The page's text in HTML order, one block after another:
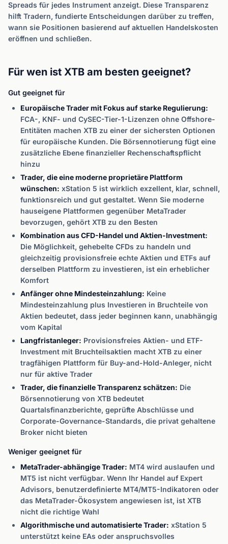
Spreads für jedes Instrument anzeigt. Diese Transparenz
hilft Tradern, fundierte Entscheidungen darüber zu treffen,
wann sie Positionen basierend auf aktuellen Handelskosten
eröffnen und schließen.
Für wen ist XTB am besten geeignet?
Gut geeignet für
Europäische Trader mit Fokus auf starke Regulierung:
FCA-, KNF- und CySEC-Tier-1-Lizenzen ohne Offshore-
Entitäten machen XTB zu einer der sichersten Optionen
für europäische Kunden. Die Börsennotierung fügt eine
zusätzliche Ebene finanzieller Rechenschaftspflicht
hinzu
Trader, die eine moderne proprietäre Plattform
wünschen: xStation 5 ist wirklich exzellent, klar, schnell,
funktionsreich und gut gestaltet. Wenn Sie moderne
hauseigene Plattformen gegenüber MetaTrader
bevorzugen, gehört XTB zu den Besten
Kombination aus CFD-Handel und Aktien-Investment:
Die Möglichkeit, gehebelte CFDs zu handeln und
gleichzeitig provisionsfreie echte Aktien und ETFs auf
derselben Plattform zu investieren, ist ein erheblicher
Komfort
Anfänger ohne Mindesteinzahlung: Keine
Mindesteinzahlung plus Investieren in Bruchteile von
Aktien bedeutet, dass jeder beginnen kann, unabhängig
vom Kapital
Langfristanleger: Provisionsfreies Aktien- und ETF-
Investment mit Bruchteilsaktien macht XTB zu einer
tragfähigen Plattform für Buy-and-Hold-Anleger, nicht
nur für aktive Trader
Trader, die finanzielle Transparenz schätzen: Die
Börsennotierung von XTB bedeutet
Quartalsfinanzberichte, geprüfte Abschlüsse und
Corporate-Governance-Standards, die privat gehaltene
Broker nicht bieten
Weniger geeignet für
MetaTrader-abhängige Trader: MT4 wird auslaufen und
MT5 ist nicht verfügbar. Wenn Ihr Handel auf Expert
Advisors, benutzerdefinierte MT4/MT5-Indikatoren oder
das MetaTrader-Ökosystem angewiesen ist, ist XTB
nicht die richtige Wahl
Algorithmische und automatisierte Trader: xStation 5
unterstützt keine EAs oder anspruchsvolles